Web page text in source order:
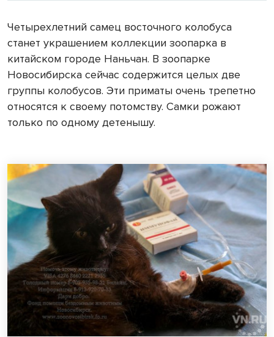
Четырехлетний самец восточного колобуса
станет украшением коллекции зоопарка в
китайском городе Наньчан. В зоопарке
Новосибирска сейчас содержится целых две
группы колобусов. Эти приматы очень трепетно
относятся к своему потомству. Самки рожают
только по одному детенышу.